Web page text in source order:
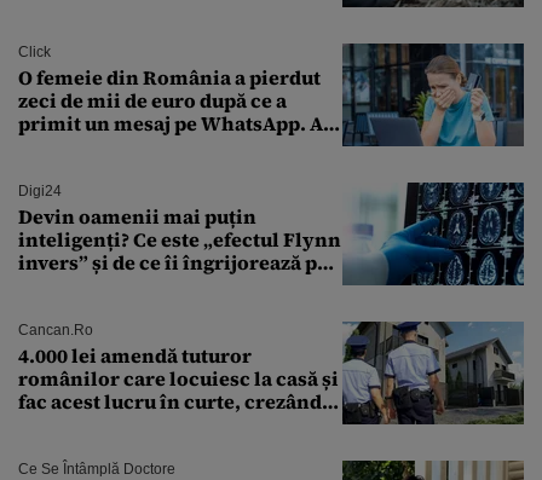
Click
O femeie din România a pierdut
zeci de mii de euro după ce a
primit un mesaj pe WhatsApp. A
Digi24
Devin oamenii mai puțin
inteligenți? Ce este „efectul Flynn
invers” și de ce îi îngrijorează pe
Cancan.ro
4.000 lei amendă tuturor
românilor care locuiesc la casă și
fac acest lucru în curte, crezând
Ce Se Întâmplă Doctore